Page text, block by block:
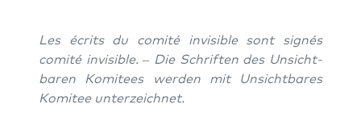
Les écrits du comi­té invi­si­ble sont signés
comi­té invi­si­ble.– Die Schrif­ten des Unsicht­
ba­ren Komi­tees wer­den mit Unsicht­ba­res
Komi­tee unterzeichnet.